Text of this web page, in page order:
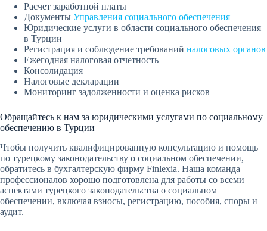
Расчет заработной платы
Документы Управления социального обеспечения
Юридические услуги в области социального обеспечения
в Турции
Регистрация и соблюдение требований налоговых органов
Ежегодная налоговая отчетность
Консолидация
Налоговые декларации
Мониторинг задолженности и оценка рисков
Обращайтесь к нам за юридическими услугами по социальному
обеспечению в Турции
Чтобы получить квалифицированную консультацию и помощь
по турецкому законодательству о социальном обеспечении,
обратитесь в бухгалтерскую фирму Finlexia. Наша команда
профессионалов хорошо подготовлена для работы со всеми
аспектами турецкого законодательства о социальном
обеспечении, включая взносы, регистрацию, пособия, споры и
аудит.